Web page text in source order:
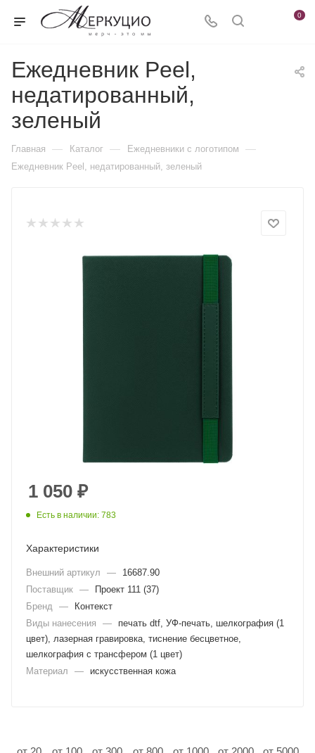
0
Ежедневник Peel,
недатированный,
зеленый
Главная — Каталог — Ежедневники c логотипом —
Ежедневник Peel, недатированный, зеленый
1 050 ₽
Есть в наличии: 783
Характеристики
Внешний артикул —
16687.90
Поставщик —
Проект 111 (37)
Бренд
—
Контекст
Виды нанесения
—
печать dtf, УФ-печать, шелкография (1
цвет), лазерная гравировка, тиснение бесцветное,
шелкография с трансфером (1 цвет)
Материал
— искусственная кожа